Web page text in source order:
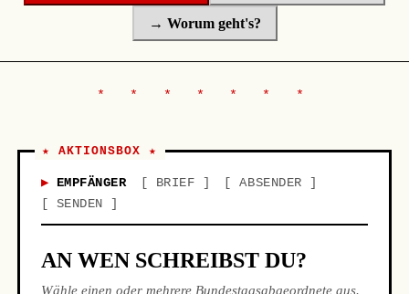
→ Worum geht's?
★ AKTIONSBOX ★
EMPFÄNGER BRIEF
ABSENDER
SENDEN
AN WEN SCHREIBST DU?
Wähle einen oder mehrere Bundestagsabgeordnete aus.